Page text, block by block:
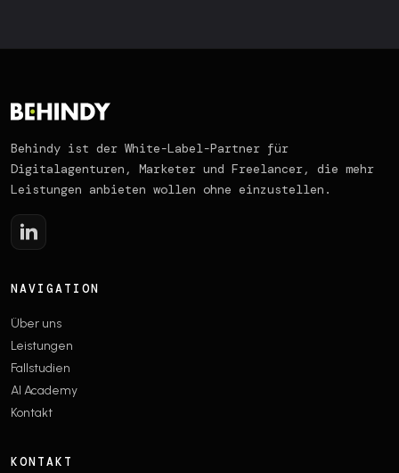
Behindy ist der White-Label-Partner für
Digitalagenturen, Marketer und Freelancer, die mehr
Leistungen anbieten wollen ohne einzustellen.
NAVIGATION
Über uns
Leistungen
Fallstudien
AI Academy
Kontakt
KONTAKT